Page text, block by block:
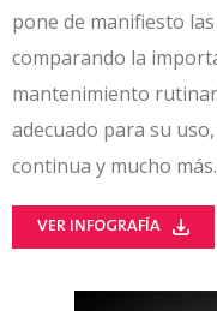
pone de manifiesto
comparando la
mantenimiento
adecuado para su
continua y mucho más.
VER INFOGRAFÍA